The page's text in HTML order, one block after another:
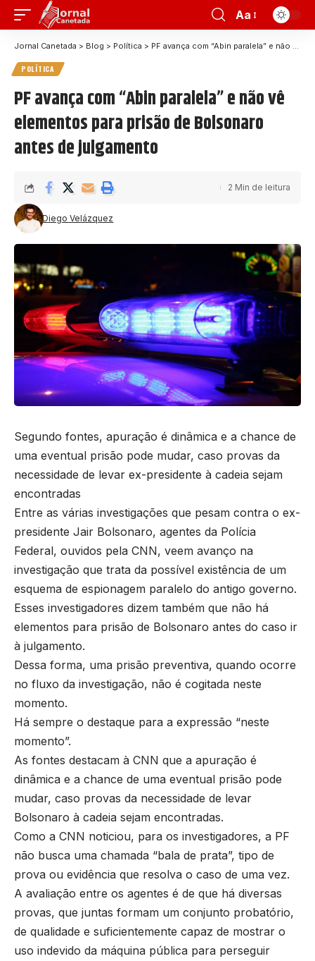
Aa
Jornal Canetada > Blog > Política > PF avança com “Abin paralela” e não vê elementos para prisão de Bolsonaro antes de julgamento
POLÍTICA
PF avança com “Abin paralela” e não vê
elementos para prisão de Bolsonaro
antes de julgamento
Diego Velázquez
2 Min de leitura
Segundo fontes, apuração é dinâmica e a chance de
uma eventual prisão pode mudar, caso provas da
necessidade de levar ex-presidente à cadeia sejam
encontradas
Entre as várias investigações que pesam contra o ex-
presidente Jair Bolsonaro, agentes da Polícia
Federal, ouvidos pela CNN, veem avanço na
investigação que trata da possível existência de um
esquema de espionagem paralelo do antigo governo.
Esses investigadores dizem também que não há
elementos para prisão de Bolsonaro antes do caso ir
à julgamento.
Dessa forma, uma prisão preventiva, quando ocorre
no fluxo da investigação, não é cogitada neste
momento.
Há sempre o destaque para a expressão “neste
momento”.
As fontes destacam à CNN que a apuração é
dinâmica e a chance de uma eventual prisão pode
mudar, caso provas da necessidade de levar
Bolsonaro à cadeia sejam encontradas.
Como a CNN noticiou, para os investigadores, a PF
não busca uma chamada “bala de prata”, tipo de
prova ou evidência que resolva o caso de uma vez.
A avaliação entre os agentes é de que há diversas
provas, que juntas formam um conjunto probatório,
de qualidade e suficientemente capaz de mostrar o
uso indevido da máquina pública para perseguir